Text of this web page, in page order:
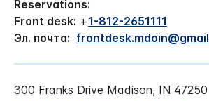
Reservations:
Front desk: +1-812-2651111
Эл. почта:
300 Franks Drive Madison, IN 47250